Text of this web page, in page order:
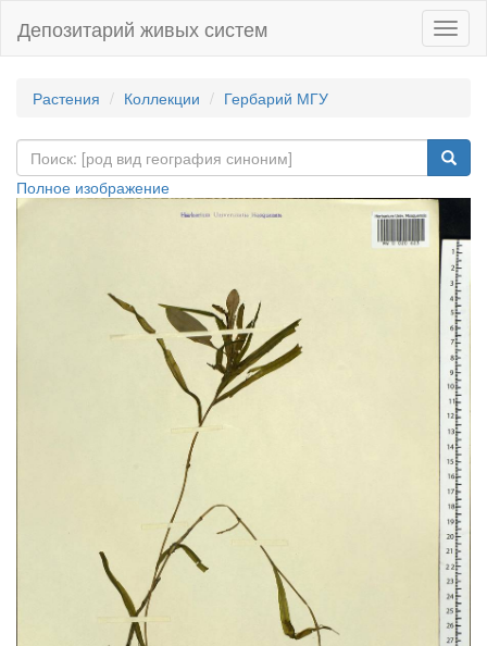
Депозитарий живых систем
Растения Коллекции Гербарий МГУ
Полное изображение